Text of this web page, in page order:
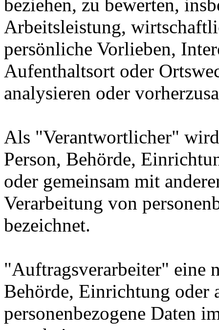
beziehen, zu bewerten,
Arbeitsleistung,
persönliche Vorlieben,
Aufenthaltsort oder
analysieren oder
Als "Verantwortlicher"
Person, Behörde,
oder gemeinsam mit
Verarbeitung von
bezeichnet.
"Auftragsverarbeiter" eine
Behörde, Einrichtung oder
personenbezogene Daten